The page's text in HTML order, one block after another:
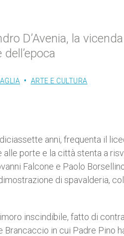
D’Avenia, la
ARTE E CULTURA
anni, frequenta il
alle porte e la città stenta a
Falcone e Paolo
di spavalderia,
inscindibile, fatto di
in cui Padre Pino